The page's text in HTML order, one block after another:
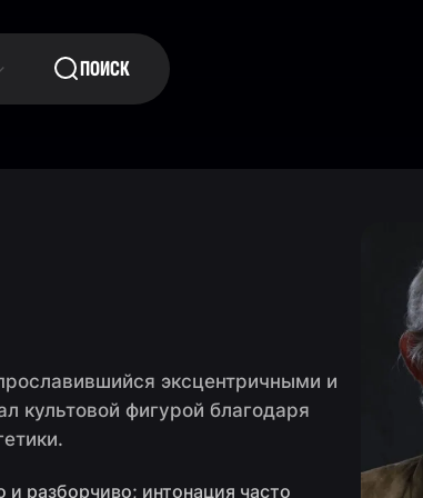
ПОИСК
эксцентричными и
культовой фигурой благодаря
разборчиво; интонация часто